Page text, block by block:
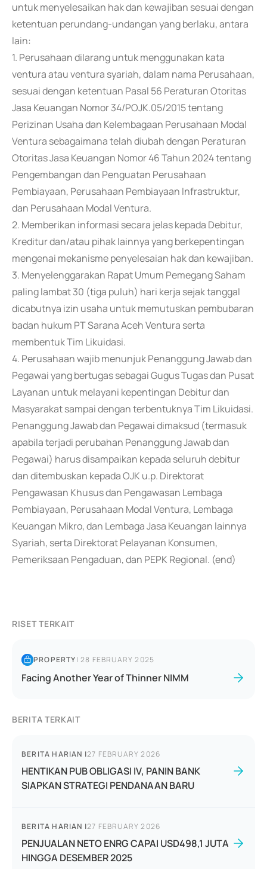
untuk menyelesaikan hak dan kewajiban sesuai dengan
ketentuan perundang-undangan yang berlaku, antara
lain:
1. Perusahaan dilarang untuk menggunakan kata
ventura atau ventura syariah, dalam nama Perusahaan,
sesuai dengan ketentuan Pasal 56 Peraturan Otoritas
Jasa Keuangan Nomor 34/POJK.05/2015 tentang
Perizinan Usaha dan Kelembagaan Perusahaan Modal
Ventura sebagaimana telah diubah dengan Peraturan
Otoritas Jasa Keuangan Nomor 46 Tahun 2024 tentang
Pengembangan dan Penguatan Perusahaan
Pembiayaan, Perusahaan Pembiayaan Infrastruktur,
dan Perusahaan Modal Ventura.
2. Memberikan informasi secara jelas kepada Debitur,
Kreditur dan/atau pihak lainnya yang berkepentingan
mengenai mekanisme penyelesaian hak dan kewajiban.
3. Menyelenggarakan Rapat Umum Pemegang Saham
paling lambat 30 (tiga puluh) hari kerja sejak tanggal
dicabutnya izin usaha untuk memutuskan pembubaran
badan hukum PT Sarana Aceh Ventura serta
membentuk Tim Likuidasi.
4. Perusahaan wajib menunjuk Penanggung Jawab dan
Pegawai yang bertugas sebagai Gugus Tugas dan Pusat
Layanan untuk melayani kepentingan Debitur dan
Masyarakat sampai dengan terbentuknya Tim Likuidasi.
Penanggung Jawab dan Pegawai dimaksud (termasuk
apabila terjadi perubahan Penanggung Jawab dan
Pegawai) harus disampaikan kepada seluruh debitur
dan ditembuskan kepada OJK u.p. Direktorat
Pengawasan Khusus dan Pengawasan Lembaga
Pembiayaan, Perusahaan Modal Ventura, Lembaga
Keuangan Mikro, dan Lembaga Jasa Keuangan lainnya
Syariah, serta Direktorat Pelayanan Konsumen,
Pemeriksaan Pengaduan, dan PEPK Regional. (end)
RISET TERKAIT
PROPERTY|28 FEBRUARY 2025
Facing Another Year of Thinner NIMM
BERITA TERKAIT
BERITA HARIAN |27 FEBRUARY 2026
HENTIKAN PUB OBLIGASI IV, PANIN BANK
SIAPKAN STRATEGI PENDANAAN BARU
BERITA HARIAN |27 FEBRUARY 2026
PENJUALAN NETO ENRG CAPAI USD498,1 JUTA
HINGGA DESEMBER 2025